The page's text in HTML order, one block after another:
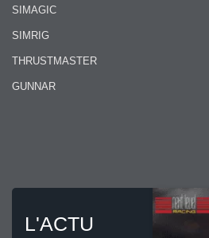
SIMAGIC
SIMRIG
THRUSTMASTER
GUNNAR
L'ACTU